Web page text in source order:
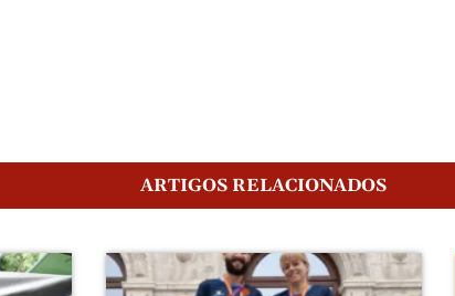
ARTIGOS RELACIONADOS